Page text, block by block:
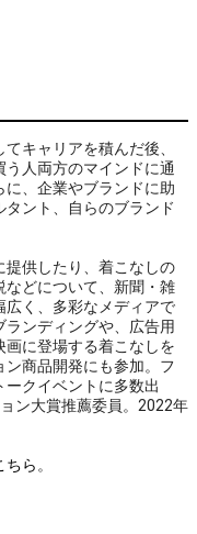
キャリアを積んだ後、
人両方のマインドに通
に、企業やブランドに助
ント、自らのブランド
提供したり、着こなしの
などについて、新聞・雑
く、多彩なメディアで
ンディングや、広告用
に登場する着こなしを
商品開発にも参加。フ
ークイベントに多数出
ン大賞推薦委員。2022年
ちら 。